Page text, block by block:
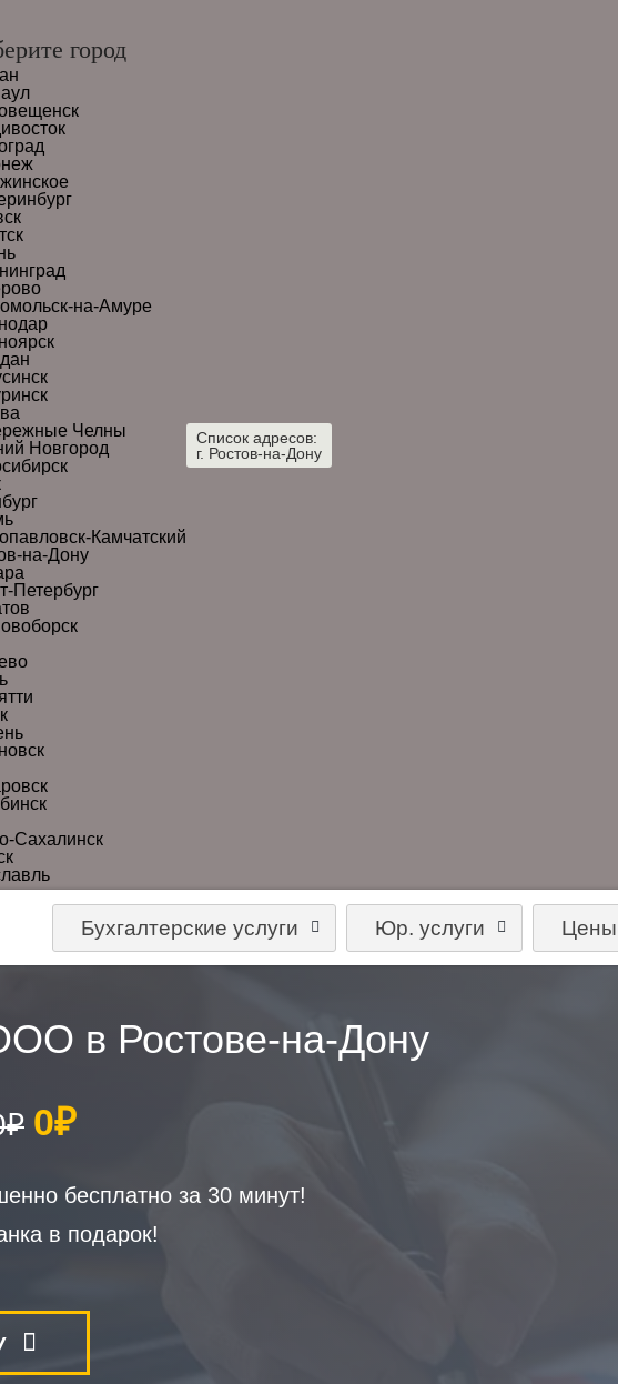
город
на-Амуре
Челны
Новгород
Камчатский
на-Дону
Петербург
Сахалинск
Список адресов:
г. Ростов-на-Дону
Бухгалтерские услуги Юр. услуги Цены
в Ростове-на-Дону
0₽
бесплатно за 30 минут!
в подарок!